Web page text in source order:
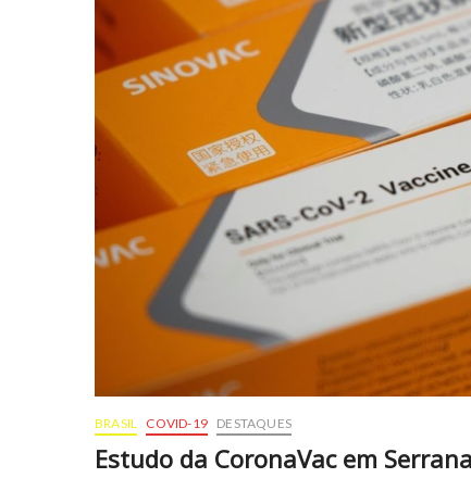
BRASIL COVID-19 DESTAQUES
Estudo da CoronaVac em